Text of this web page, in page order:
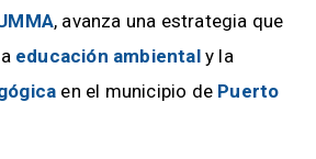
, avanza una estrategia que
educación ambientaly la
en el municipio de Puerto